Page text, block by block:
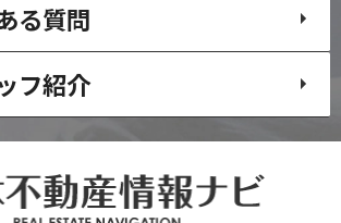
る質問
フ紹介